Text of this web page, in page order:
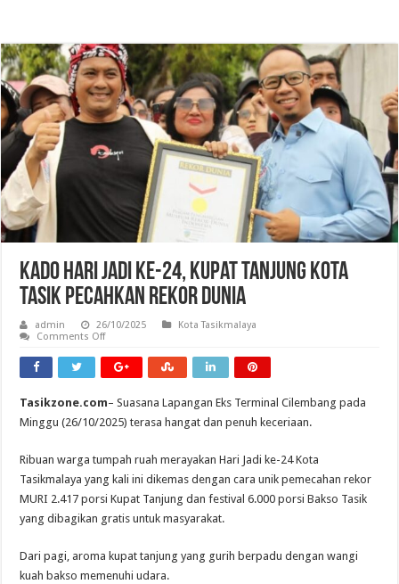
Kado Hari Jadi ke-24, Kupat Tanjung Kota
Tasik Pecahkan Rekor Dunia
admin 26/10/2025
Kota Tasikmalaya
Comments Offon
Hari
Jadi
Kupat
Tanjung
Kota
Rekor
Dunia
Tasikzone.com– Suasana Lapangan Eks Terminal Cilembang pada
Minggu (26/10/2025) terasa hangat dan penuh keceriaan.
Ribuan warga tumpah ruah merayakan Hari Jadi ke-24 Kota
Tasikmalaya yang kali ini dikemas dengan cara unik pemecahan rekor
MURI 2.417 porsi Kupat Tanjung dan festival 6.000 porsi Bakso Tasik
yang dibagikan gratis untuk masyarakat.
Dari pagi, aroma kupat tanjung yang gurih berpadu dengan wangi
kuah bakso memenuhi udara.